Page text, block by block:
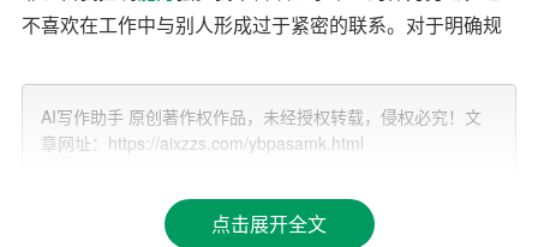
不喜欢在工作中与别人形成过于紧密的联系。对于明确规
（二）职业能力
智能，良好的推理分析能力和语言沟通能力。同时，我也
具备良好的人文素养和交际能力。经过长时间的学校及社
AI写作助手 原创著作权作品，未经授权转载，侵权必究！文
章网址：https://aixzzs.com/ybpasamk.html
点击展开全文